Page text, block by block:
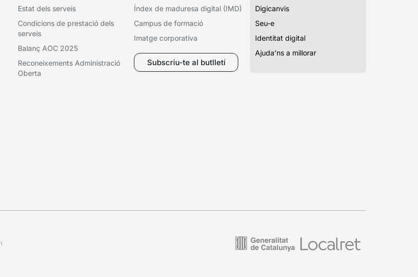
Estat dels serveis
Condicions de prestació dels
serveis
Balanç AOC 2025
Reconeixements Administració
Oberta
Índex de maduresa digital (IMD)
Campus de formació
Imatge corporativa
Subscriu-te al butlletí
Digicanvis
Seu-e
Identitat digital
Ajuda’ns a millorar